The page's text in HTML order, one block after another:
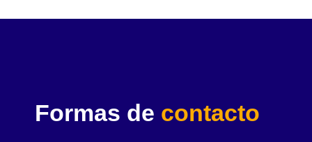
Formas de contacto